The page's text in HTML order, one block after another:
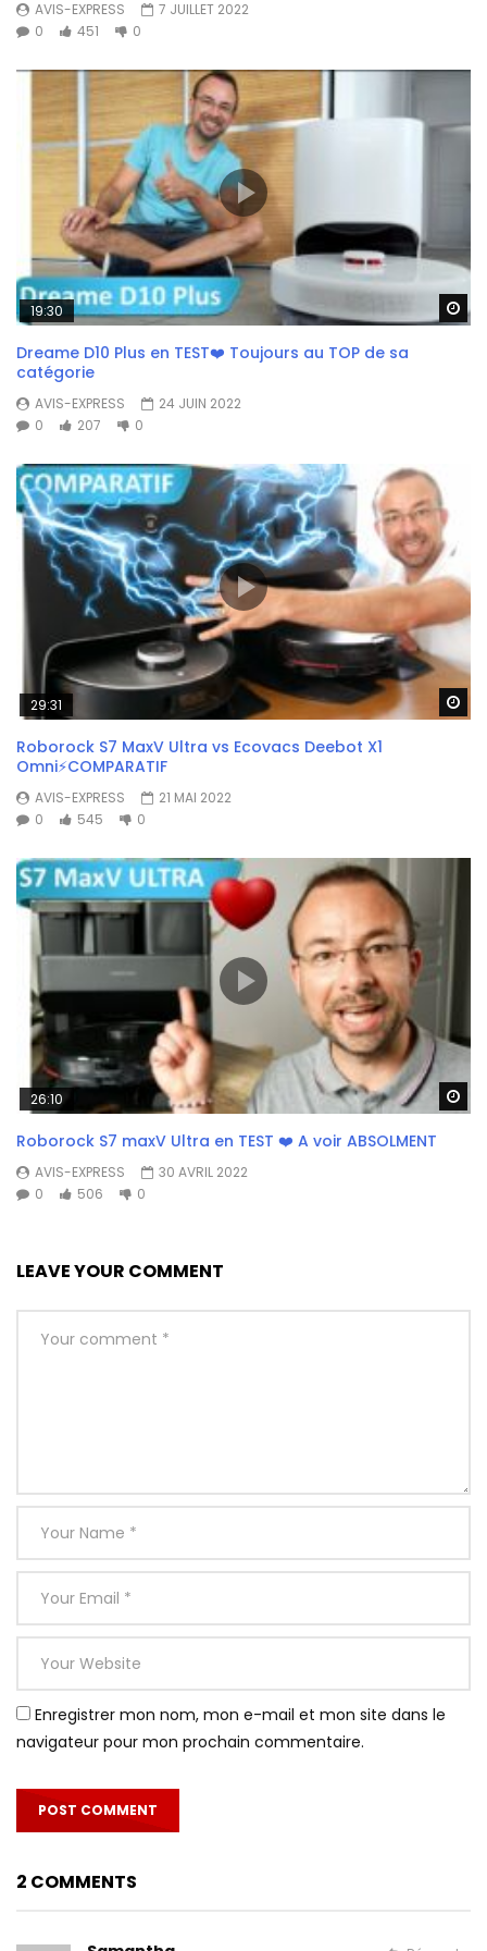
AVIS-EXPRESS
7 JUILLET 2022
0
451 0
19:30
Dreame D10 Plus en TEST❤️ Toujours au TOP de sa
catégorie
AVIS-EXPRESS
24 JUIN 2022
0
207 0
29:31
Roborock S7 MaxV Ultra vs Ecovacs Deebot X1
Omni⚡COMPARATIF
AVIS-EXPRESS
21 MAI 2022
0
545 0
26:10
Roborock S7 maxV Ultra en TEST ❤️ A voir ABSOLMENT
AVIS-EXPRESS
30 AVRIL 2022
0
506 0
LEAVE YOUR COMMENT
Enregistrer mon nom, mon e-mail et mon site dans le
navigateur pour mon prochain commentaire.
2 COMMENTS